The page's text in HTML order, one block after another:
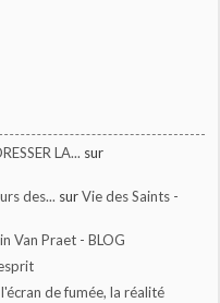
LA... sur
des... surVie des Saints -
Van Praet - BLOG
de fumée, la réalité